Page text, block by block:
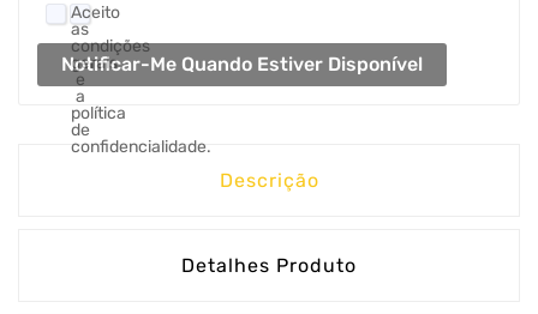
Aceito
as
condições
gerais
e
a
política
de
confidencialidade.
Notificar-Me Quando Estiver Disponível
Descrição
Detalhes Produto